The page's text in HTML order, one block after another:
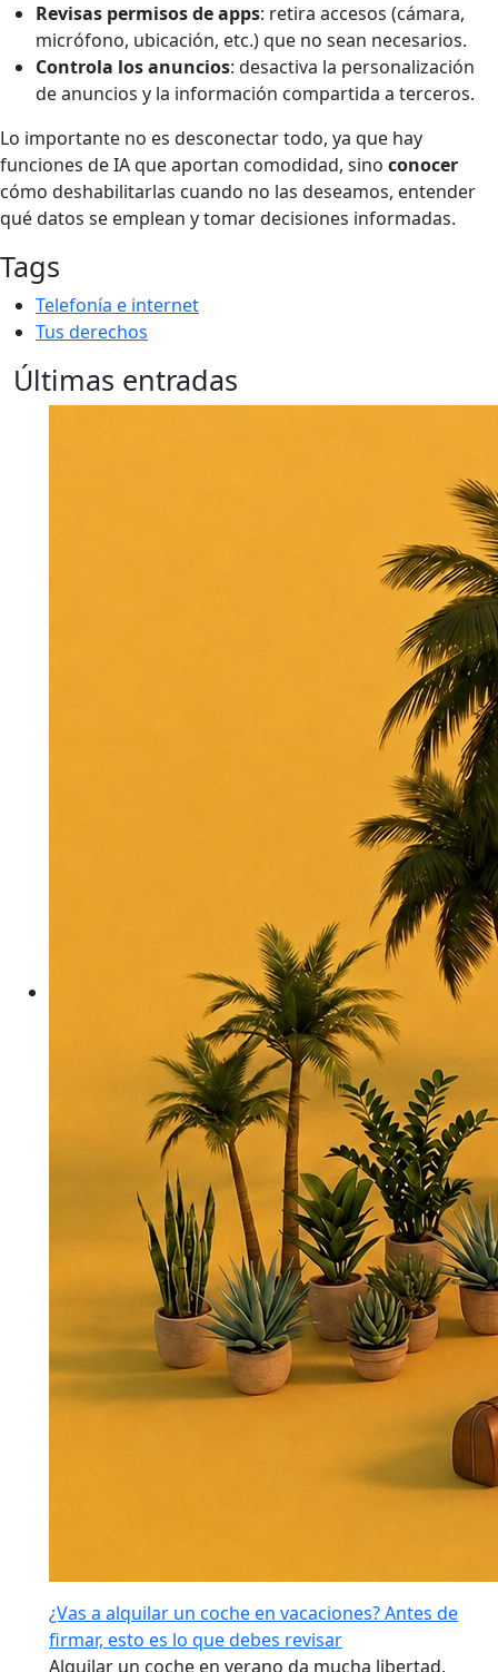
Revisas permisos de apps: retira accesos (cámara,
micrófono, ubicación, etc.) que no sean necesarios.
Controla los anuncios: desactiva la personalización
de anuncios y la información compartida a terceros.
Lo importante no es desconectar todo, ya que hay
funciones de IA que aportan comodidad, sino conocer
cómo deshabilitarlas cuando no las deseamos, entender
qué datos se emplean y tomar decisiones informadas.
Tags
Telefonía e internet
Tus derechos
Últimas entradas
¿Vas a alquilar un coche en vacaciones? Antes de
firmar, esto es lo que debes revisar
Alquilar un coche en verano da mucha libertad,